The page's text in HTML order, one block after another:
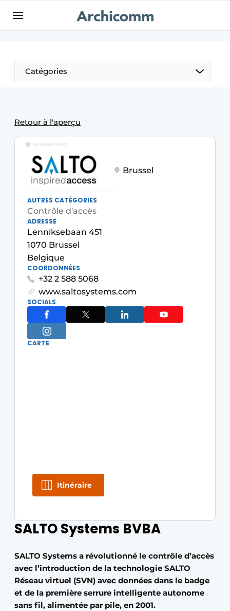
Aanmelden
Contact
Contact
Emploi
Enregistrer une offre d’emploi
EntreprisesMerci de votre inscription
Home
Meest gelezen
Newsletter
Podcasts
Privacy / Cookie statement
S’inscrire à l’événement
S’inscrire
Termes et conditions
Video’s
Catégories
Retour à l'aperçu
SALTO Systems BVBA
SALTO Systems a révolutionné le contrôle d’accès
avec l’introduction de la technologie SALTO
Réseau virtuel (SVN) avec données dans le badge
et de la première serrure intelligente autonome
sans fil, alimentée par pile, en 2001.
MISE EN AVANT
Brussel
AUTRES CATÉGORIES
Contrôle d'accès
ADRESSE
Lenniksebaan 451
1070 Brussel
Belgique
COORDONNÉES
+32 2 588 5068
www.saltosystems.com
SOCIALS
CARTE
Itinéraire